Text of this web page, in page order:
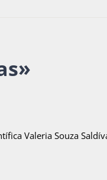
Valeria Souza